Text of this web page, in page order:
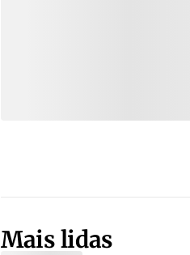
Mais lidas